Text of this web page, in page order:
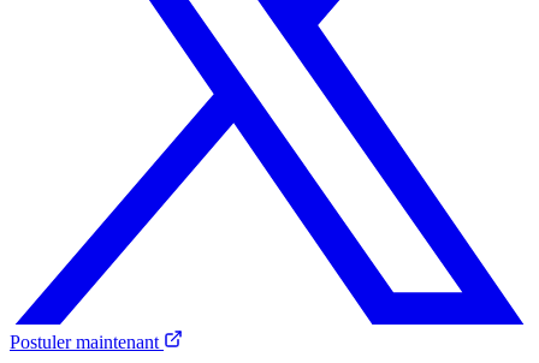
Postuler maintenant